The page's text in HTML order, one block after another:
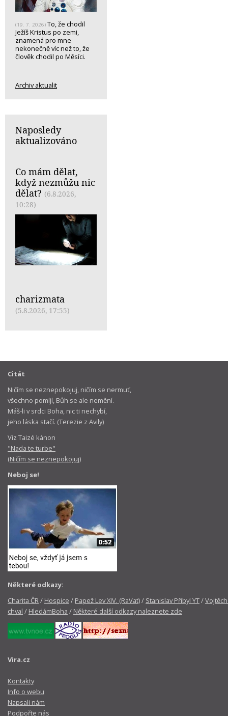
(19. 7. 2026) To, že chodil
Ježíš Kristus po zemi,
znamená pro mne
nekonečně víc než to, že
člověk chodil po Měsíci.
Archiv aktualit
Naposledy
aktualizováno
Co mám dělat,
když nezmůžu nic
dělat? (6.8.2026,
10:28)
charizmata
(5.8.2026, 17:55)
Citát
Ničím se neznepokojuj, ničím se nermuť,
všechno pomíjí, Bůh se ale nemění.
Máš-li v srdci Boha, nic ti nechybí,
jeho láska stačí. (Terezie z Avily)
Viz Taizé kánon
"Nada te turbe"
(Ničím se neznepokojuj)
Neboj se!
Některé odkazy:
Charita ČR/ Hospice / Papež Lev XIV. (RaVat)/ Stanislav Přibyl YT/
chval / HledámBoha / Některé další odkazy naleznete zde
Vira.cz
Kontakty
Info o webu
Napsali nám
Podpořte nás